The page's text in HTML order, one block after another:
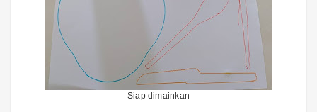
Siap dimainkan